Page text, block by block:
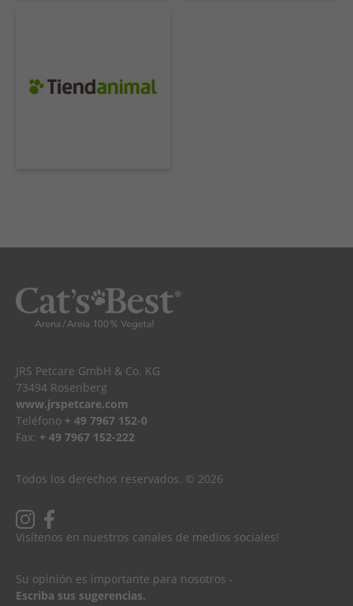
JRS Petcare GmbH & Co. KG
73494 Rosenberg
www.jrspetcare.com
Teléfono + 49 7967 152-0
Fax: + 49 7967 152-222
Todos los derechos reservados. © 2026
Visítenos en nuestros canales de medios sociales!
Su opinión es importante para nosotros -
Escriba sus sugerencias.